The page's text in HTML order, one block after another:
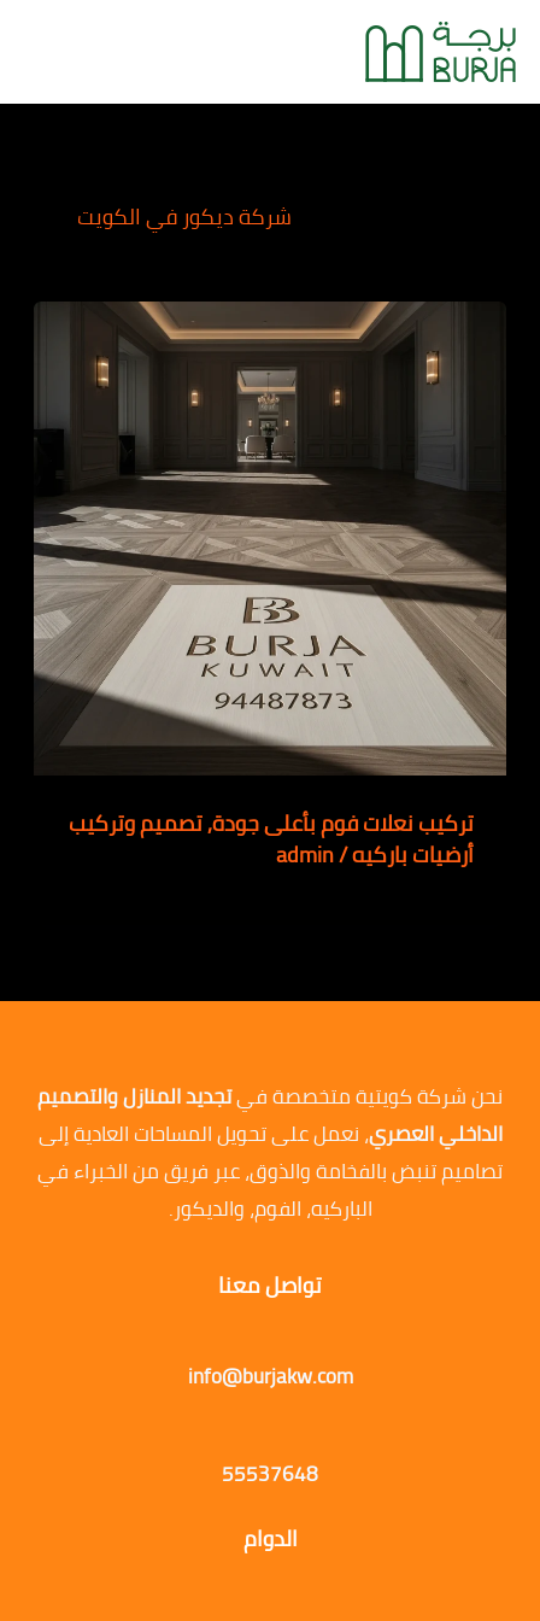
تخطي
إلى
المحتوى
شركة ديكور في الكويت
تركيب نعلات فوم بأعلى جودة,تصميم وتركيب
أرضيات باركيه/
admin
نحن شركة كويتية متخصصة فيتجديد المنازل والتصميم
الداخلي العصري، نعمل على تحويل المساحات العادية إلى
تصاميم تنبض بالفخامة والذوق، عبر فريق من الخبراء في
الباركيه، الفوم، والديكور.
تواصل معنا
info@burjakw.com
55537648
الدوام